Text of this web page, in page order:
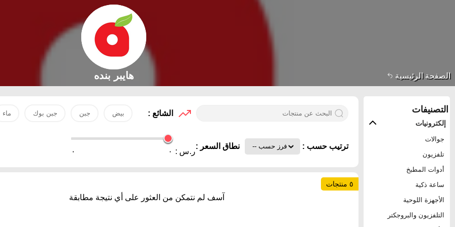
الصفحة الرئيسية هايبر بنده
التصنيفات
إلكترونيات
جوالات
تلفزيون
أدوات المطبخ
ساعة ذكية
الأجهزة اللوحية
التلفزيون والبروجكتر
الشائع : بيض جبن جبن بوك ماء
ترتيب حسب : نطاق السعر :
ر.س : ٠ ٠
٥ منتجات
آسف لم نتمكن من العثور على أي نتيجة مطابقة